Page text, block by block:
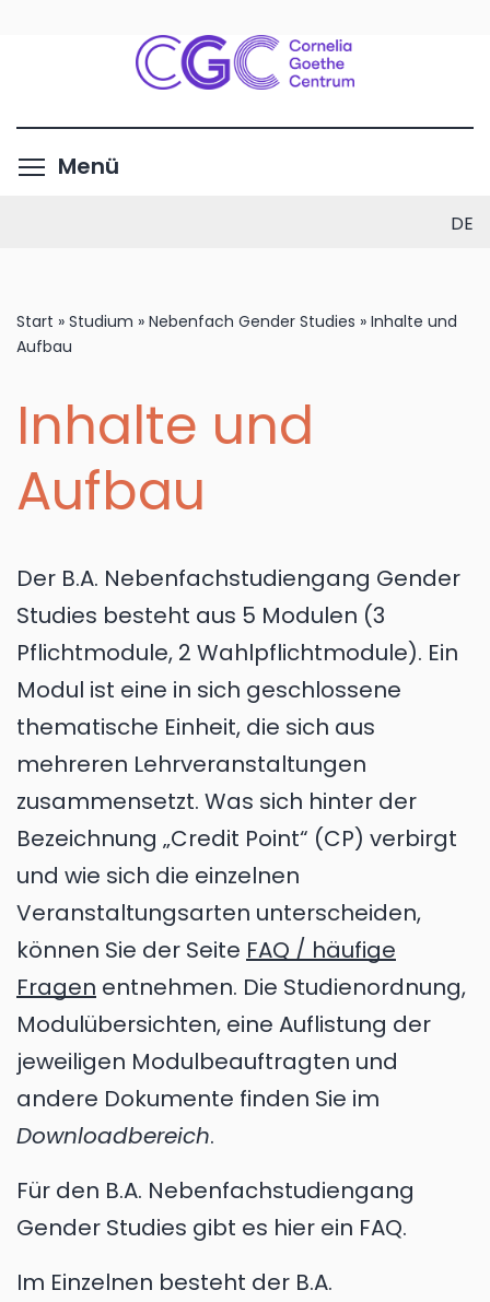
Inhalt
Menü
DE
Start » Studium » Nebenfach Gender Studies » Inhalte und
Aufbau
Inhalte und
Aufbau
Der B.A. Nebenfachstudiengang Gender
Studies besteht aus 5 Modulen (3
Pflichtmodule, 2 Wahlpflichtmodule). Ein
Modul ist eine in sich geschlossene
thematische Einheit, die sich aus
mehreren Lehrveranstaltungen
zusammensetzt. Was sich hinter der
Bezeichnung „Credit Point“ (CP) verbirgt
und wie sich die einzelnen
Veranstaltungsarten unterscheiden,
können Sie der Seite FAQ / häufige
Fragen entnehmen. Die Studienordnung,
Modulübersichten, eine Auflistung der
jeweiligen Modulbeauftragten und
andere Dokumente finden Sie im
Downloadbereich.
Für den B.A. Nebenfachstudiengang
Gender Studies gibt es hier ein FAQ.
Im Einzelnen besteht der B.A.